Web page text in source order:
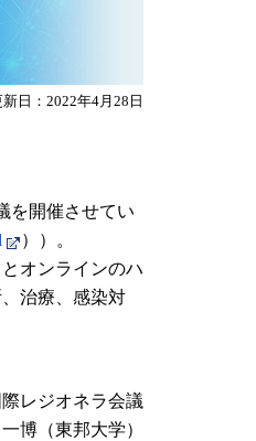
日：2022年4月28日
を開催させてい
））。
オンラインのハ
治療、感染対
レジオネラ会議
博（東邦大学）